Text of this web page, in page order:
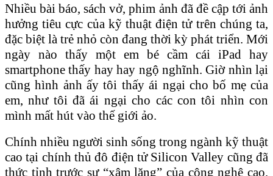
Nhiều bài báo, sách vở, phim ảnh đã đề cập tới ảnh
hưởng tiêu cực của kỹ thuật điện tử trên chúng ta,
đặc biệt là trẻ nhỏ còn đang thời kỳ phát triển. Mới
ngày nào thấy một em bé cầm cái iPad hay
smartphone thấy hay hay ngộ nghĩnh. Giờ nhìn lại
cũng hình ảnh ấy tôi thấy ái ngại cho bố mẹ của
em, như tôi đã ái ngại cho các con tôi nhìn con
mình mất hút vào thế giới ảo.
Chính nhiều người sinh sống trong ngành kỹ thuật
cao tại chính thủ đô điện tử Silicon Valley cũng đã
thức tỉnh trước sự “xâm lăng” của công nghệ cao.